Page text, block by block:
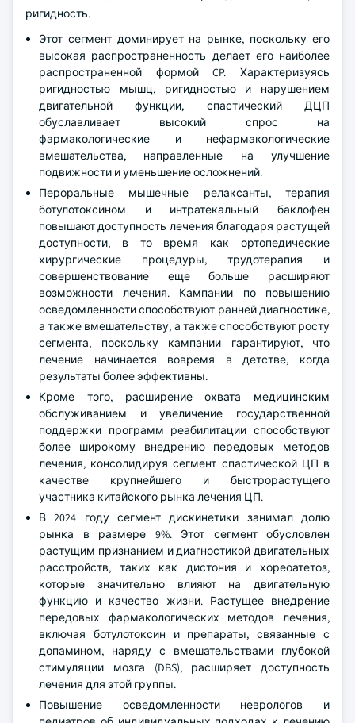
ригидность.
Этот сегмент доминирует на рынке, поскольку его
высокая распространенность делает его наиболее
распространенной формой CP. Характеризуясь
ригидностью мышц, ригидностью и нарушением
двигательной функции, спастический ДЦП
обуславливает высокий спрос на
фармакологические и нефармакологические
вмешательства, направленные на улучшение
подвижности и уменьшение осложнений.
Пероральные мышечные релаксанты, терапия
ботулотоксином и интратекальный баклофен
повышают доступность лечения благодаря растущей
доступности, в то время как ортопедические
хирургические процедуры, трудотерапия и
совершенствование еще больше расширяют
возможности лечения. Кампании по повышению
осведомленности способствуют ранней диагностике,
а также вмешательству, а также способствуют росту
сегмента, поскольку кампании гарантируют, что
лечение начинается вовремя в детстве, когда
результаты более эффективны.
Кроме того, расширение охвата медицинским
обслуживанием и увеличение государственной
поддержки программ реабилитации способствуют
более широкому внедрению передовых методов
лечения, консолидируя сегмент спастической ЦП в
качестве крупнейшего и быстрорастущего
участника китайского рынка лечения ЦП.
В 2024 году сегмент дискинетики занимал долю
рынка в размере 9%. Этот сегмент обусловлен
растущим признанием и диагностикой двигательных
расстройств, таких как дистония и хореоатетоз,
которые значительно влияют на двигательную
функцию и качество жизни. Растущее внедрение
передовых фармакологических методов лечения,
включая ботулотоксин и препараты, связанные с
допамином, наряду с вмешательствами глубокой
стимуляции мозга (DBS), расширяет доступность
лечения для этой группы.
Повышение осведомленности неврологов и